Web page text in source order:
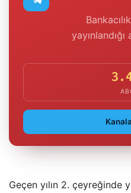
Geçen yılın 2. çeyreğinde